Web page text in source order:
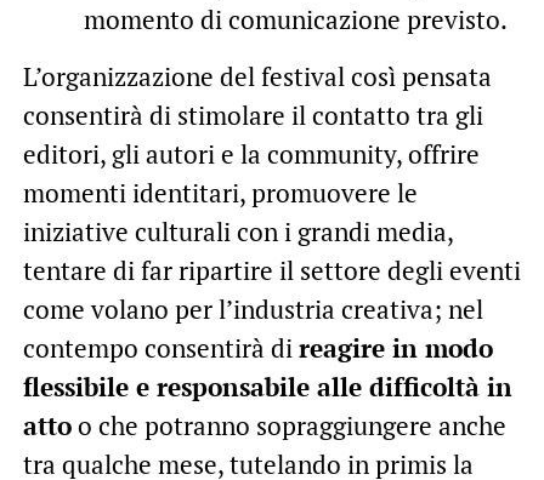
momento di comunicazione previsto.
L’organizzazione del festival così pensata
consentirà di stimolare il contatto tra gli
editori, gli autori e la community, offrire
momenti identitari, promuovere le
iniziative culturali con i grandi media,
tentare di far ripartire il settore degli eventi
come volano per l’industria creativa; nel
contempo consentirà direagire in modo
flessibile e responsabile alle difficoltà in
attoo che potranno sopraggiungere anche
tra qualche mese, tutelando in primis la